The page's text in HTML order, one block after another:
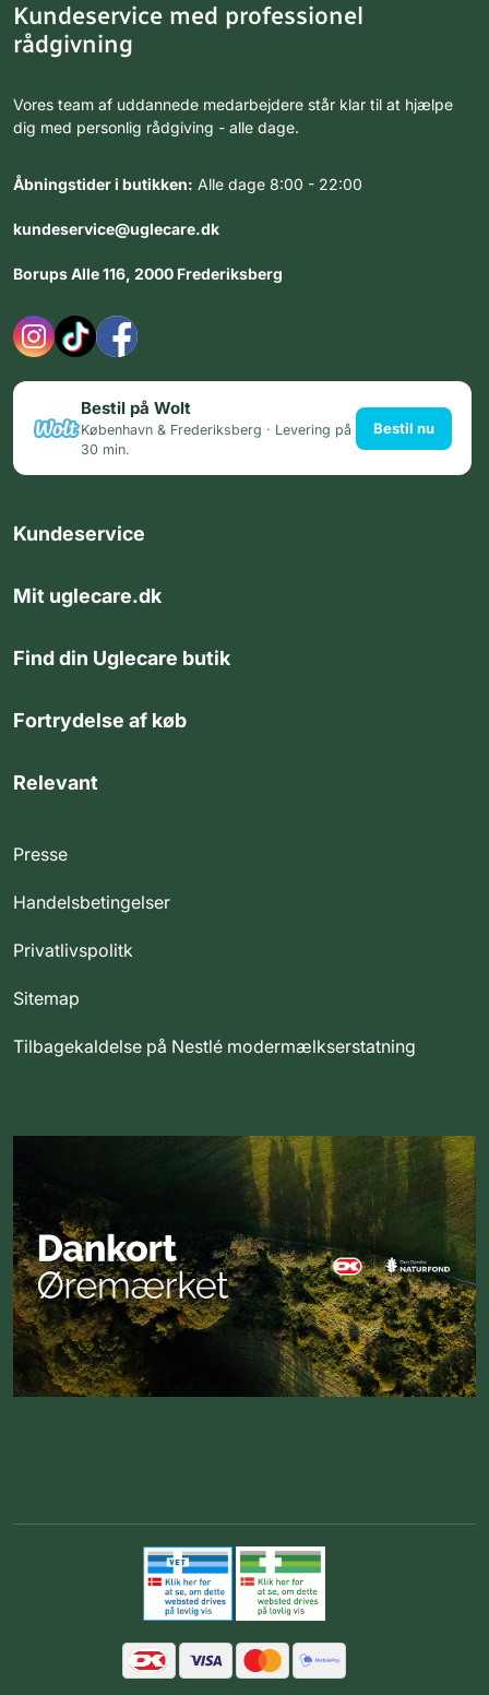
Kundeservice med professionel
rådgivning
Vores team af uddannede medarbejdere står klar til at hjælpe
dig med personlig rådgiving - alle dage.
Åbningstider i butikken: Alle dage 8:00 - 22:00
kundeservice@uglecare.dk
Borups Alle 116, 2000 Frederiksberg
Bestil på Wolt
København & Frederiksberg · Levering på
30 min.
Bestil nu
Kundeservice
Mit uglecare.dk
Find din Uglecare butik
Fortrydelse af køb
Relevant
Presse
Handelsbetingelser
Privatlivspolitk
Sitemap
Tilbagekaldelse på Nestlé modermælkserstatning